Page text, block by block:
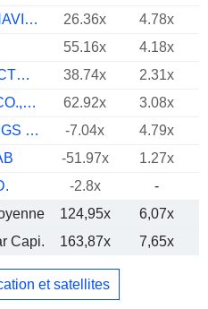
SHANGHAI HUACE NAVIGATION TECHNOLOGY LTD
26.36x
4.78x
55.16x
4.18x
CHENGDU M&S ELECTRONICS TECHNOLOGY CO.,LTD.
38.74x
2.31x
SATREC INITIATIVE CO., LTD.
62.92x
3.08x
AXELSPACE HOLDINGS CORPORATION
-7.04x
4.79x
-51.97x
1.27x
-2.8x
-
124,95x
6,07x
Capi.
163,87x 7,65x
et satellites